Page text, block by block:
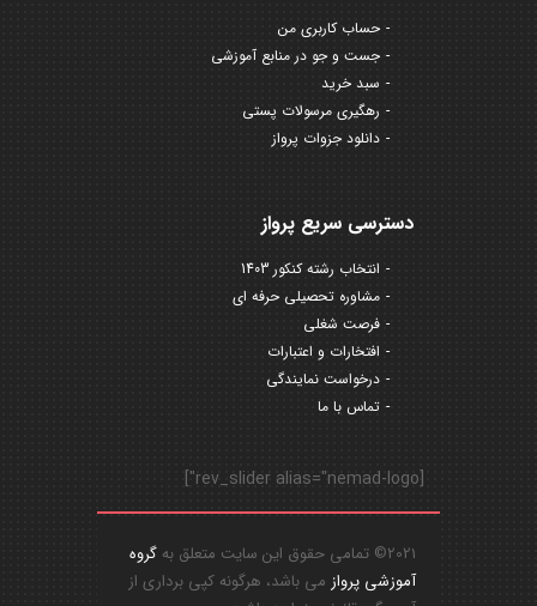
حساب کاربری من
جست و جو در منابع آموزشی
سبد خرید
رهگیری مرسولات پستی
دانلود جزوات پرواز
دسترسی سریع پرواز
انتخاب رشته کنکور 1403
مشاوره تحصیلی حرفه ای
فرصت شغلی
افتخارات و اعتبارات
درخواست نمایندگی
تماس با ما
[rev_slider alias="nemad-logo"]
2021© تمامی حقوق این سایت متعلق به
گروه
آموزشی پروازمی باشد، هرگونه کپی برداری از